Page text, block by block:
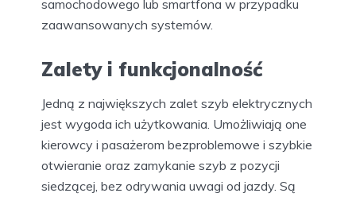
samochodowego lub smartfona w przypadku
zaawansowanych systemów.
Zalety i funkcjonalność
Jedną z największych zalet szyb elektrycznych
jest wygoda ich użytkowania. Umożliwiają one
kierowcy i pasażerom bezproblemowe i szybkie
otwieranie oraz zamykanie szyb z pozycji
siedzącej, bez odrywania uwagi od jazdy. Są